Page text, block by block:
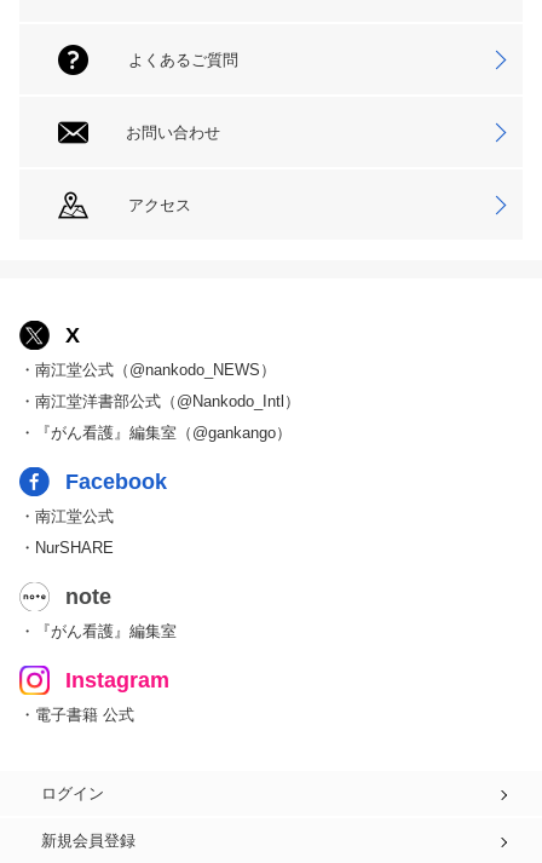
よくあるご質問
お問い合わせ
アクセス
X
・南江堂公式（@nankodo_NEWS）
・南江堂洋書部公式（@Nankodo_Intl）
・『がん看護』編集室（@gankango）
Facebook
・南江堂公式
・NurSHARE
note
・『がん看護』編集室
Instagram
・電子書籍 公式
ログイン
新規会員登録